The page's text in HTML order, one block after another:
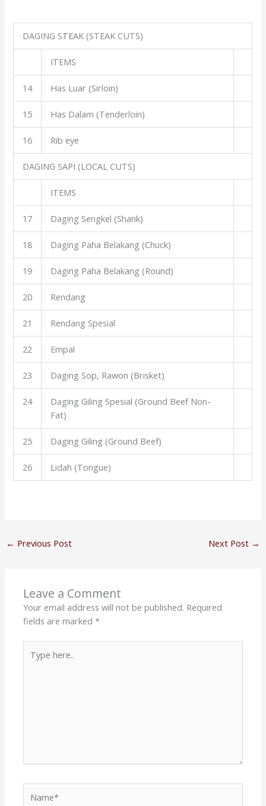
DAGING STEAK (STEAK CUTS)
ITEMS
14 Has Luar (Sirloin)
15 Has Dalam (Tenderloin)
16 Rib eye
DAGING SAPI (LOCAL CUTS)
ITEMS
17 Daging Sengkel (Shank)
18 Daging Paha Belakang (Chuck)
19 Daging Paha Belakang (Round)
20 Rendang
21 Rendang Spesial
22 Empal
23 Daging Sop, Rawon (Brisket)
24
Daging Giling Spesial (Ground Beef Non-
Fat)
25 Daging Giling (Ground Beef)
26 Lidah (Tongue)
← Previous Post Next Post →
Leave a Comment
Your email address will not be published. Required
fields are marked*
here..